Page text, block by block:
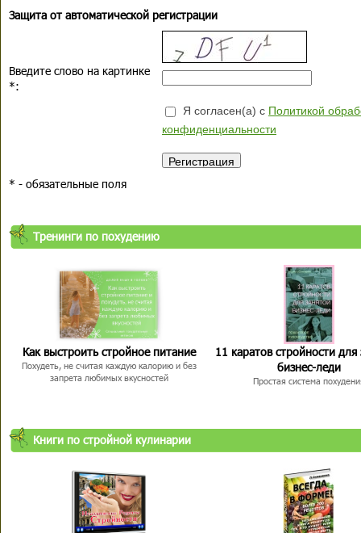
Защита от автоматической регистрации
Введите слово на картинке
*:
Я согласен(а) с Политикой
конфиденциальности
* - обязательные поля
Тренинги по похудению
Как выстроить стройное питание
Похудеть, не считая каждую калорию и без
запрета любимых вкусностей
11 каратов стройности для
бизнес-леди
Простая система
Книги по стройной кулинарии